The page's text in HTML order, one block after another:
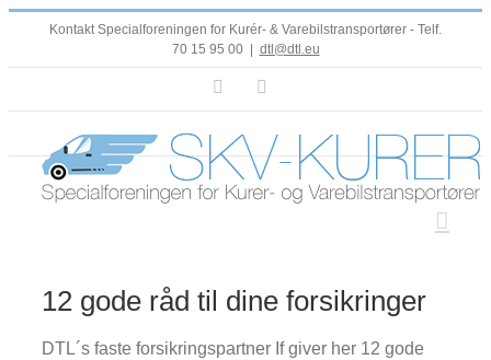
Kontakt Specialforeningen for Kurér- & Varebilstransportører - Telf.
70 15 95 00
dtl@dtl.eu
Facebook
12 gode råd til dine forsikringer
DTL´s faste forsikringspartner If giver her 12 gode